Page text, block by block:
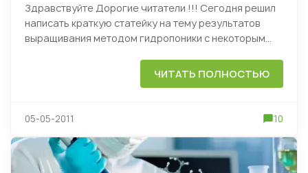
Здравствуйте Дорогие читатели !!! Сегодня решил
написать краткую статейку на тему результатов
выращивания методом гидропоники с некоторым...
ЧИТАТЬ ПОЛНОСТЬЮ
05-05-2011 10